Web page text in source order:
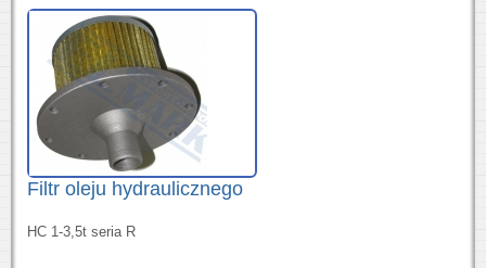
Filtr oleju hydraulicznego
HC 1-3,5t seria R